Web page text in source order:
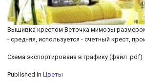
Вышивка крестом Веточка мимозы
- средняя, используется - счетный крест,
Схема экспортирована в графику (файл .pdf)
Published in Цветы